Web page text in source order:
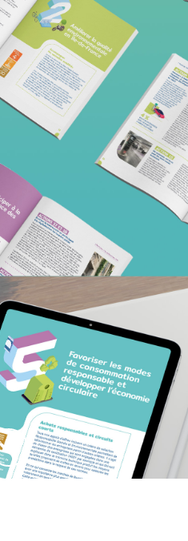
de la page